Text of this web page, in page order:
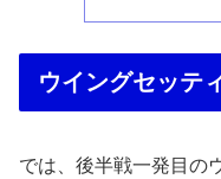
ウイングセッテ
では、後半戦一発目の